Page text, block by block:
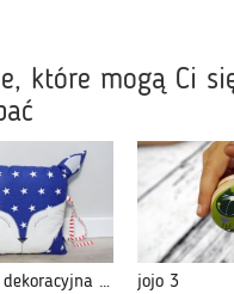
które mogą Ci
Poduszka dekoracyjna lisek granatowy jojo 3